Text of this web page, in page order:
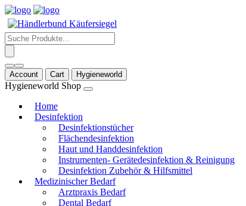
Products
search
Account Cart Hygieneworld
Hygieneworld Shop
Home
Desinfektion
Desinfektionstücher
Flächendesinfektion
Haut und Handdesinfektion
Instrumenten- Gerätedesinfektion & Reinigung
Desinfektion Zubehör & Hilfsmittel
Medizinischer Bedarf
Arztpraxis Bedarf
Dental Bedarf